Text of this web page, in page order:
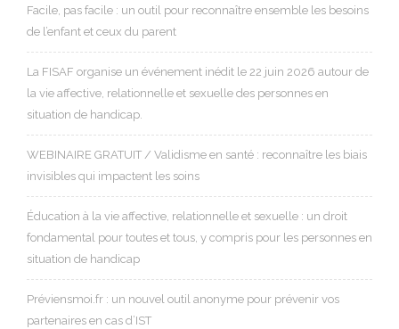
Facile, pas facile : un outil pour reconnaître ensemble les besoins
de l’enfant et ceux du parent
La FISAF organise un événement inédit le 22 juin 2026 autour de
la vie affective, relationnelle et sexuelle des personnes en
situation de handicap.
WEBINAIRE GRATUIT / Validisme en santé : reconnaître les biais
invisibles qui impactent les soins
Éducation à la vie affective, relationnelle et sexuelle : un droit
fondamental pour toutes et tous, y compris pour les personnes en
situation de handicap
Préviensmoi.fr : un nouvel outil anonyme pour prévenir vos
partenaires en cas d’IST